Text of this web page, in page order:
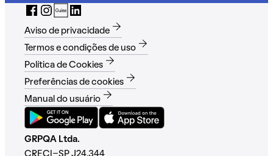
Aviso de privacidade
Termos e condições de uso
Política de Cookies
Preferências de cookies
Manual do usuário
GRPQA Ltda.